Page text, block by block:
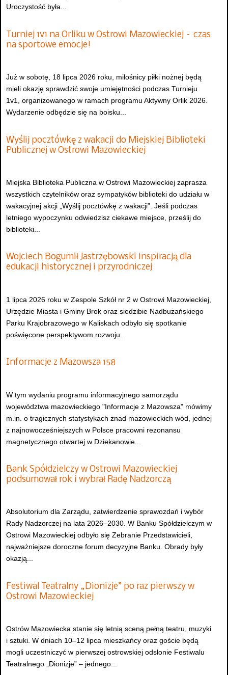
Uroczystość była...
Turniej 1v1 na Orliku w Ostrowi Mazowieckiej – czas
na sportowe emocje!
Już w sobotę, 18 lipca 2026 roku, miłośnicy piłki nożnej będą
mieli okazję sprawdzić swoje umiejętności podczas Turnieju
1v1, organizowanego w ramach programu Aktywny Orlik 2026.
Wydarzenie odbędzie się na boisku...
Wyślij pocztówkę z wakacji do Miejskiej Biblioteki
Publicznej w Ostrowi Mazowieckiej
Miejska Biblioteka Publiczna w Ostrowi Mazowieckiej zaprasza
wszystkich czytelników oraz sympatyków biblioteki do udziału w
wakacyjnej akcji „Wyślij pocztówkę z wakacji”. Jeśli podczas
letniego wypoczynku odwiedzisz ciekawe miejsce, prześlij do
biblioteki...
Wojciech Bogumił Jastrzębowski inspiracją dla
edukacji historycznej i przyrodniczej
1 lipca 2026 roku w Zespole Szkół nr 2 w Ostrowi Mazowieckiej,
Urzędzie Miasta i Gminy Brok oraz siedzibie Nadbużańskiego
Parku Krajobrazowego w Kaliskach odbyło się spotkanie
poświęcone perspektywom rozwoju...
Informacje z Mazowsza 158
W tym wydaniu programu informacyjnego samorządu
województwa mazowieckiego "Informacje z Mazowsza" mówimy
m.in. o tragicznych statystykach znad mazowieckich wód, jednej
z najnowocześniejszych w Polsce pracowni rezonansu
magnetycznego otwartej w Dziekanowie...
Bank Spółdzielczy w Ostrowi Mazowieckiej
podsumował rok i wybrał Radę Nadzorczą
Absolutorium dla Zarządu, zatwierdzenie sprawozdań i wybór
Rady Nadzorczej na lata 2026–2030. W Banku Spółdzielczym w
Ostrowi Mazowieckiej odbyło się Zebranie Przedstawicieli,
najważniejsze doroczne forum decyzyjne Banku. Obrady były
okazją...
Festiwal Teatralny „Dionizje” po raz pierwszy w
Ostrowi Mazowieckiej
Ostrów Mazowiecka stanie się letnią sceną pełną teatru, muzyki
i sztuki. W dniach 10–12 lipca mieszkańcy oraz goście będą
mogli uczestniczyć w pierwszej ostrowskiej odsłonie Festiwalu
Teatralnego „Dionizje” – jednego...